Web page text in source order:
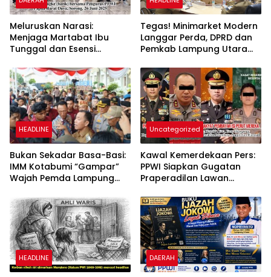
Meluruskan Narasi:
Menjaga Martabat Ibu
Tunggal dan Esensi
Warga
Tegas! Minimarket Modern
Langgar Perda, DPRD dan
Pemkab Lampung Utara
Tutup!”
HEADLINE
​Bukan Sekadar Basa-Basi:
IMM Kotabumi “Gampar”
Wajah Pemda Lampung
Tuntutan
Uncategorized
Kawal Kemerdekaan Pers:
PPWI Siapkan Gugatan
Praperadilan Lawan
Reskrim Pekanbaru
HEADLINE DAERAH